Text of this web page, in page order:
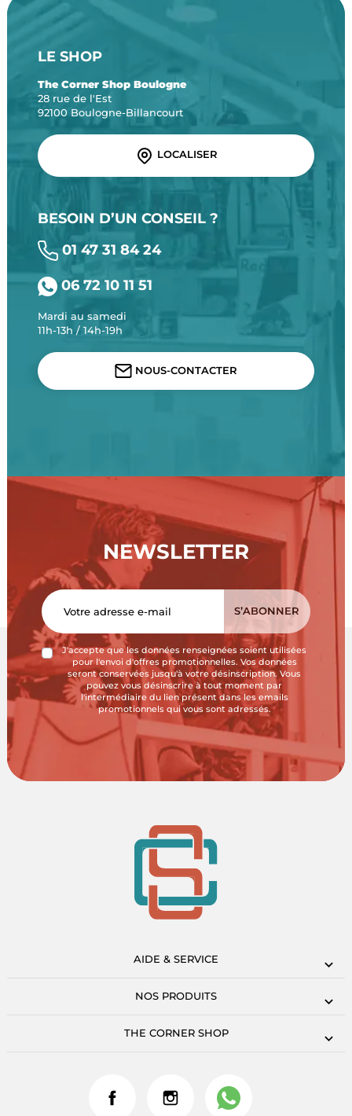
LE SHOP
The Corner Shop Boulogne
28 rue de l'Est
92100 Boulogne-Billancourt
LOCALISER
BESOIN D’UN CONSEIL ?
01 47 31 84 24
06 72 10 11 51
Mardi au samedi
11h-13h / 14h-19h
NOUS-CONTACTER
NEWSLETTER
J'accepte que les données renseignées soient utilisées
pour l'envoi d'offres promotionnelles. Vos données
seront conservées jusqu'à votre désinscription. Vous
pouvez vous désinscrire à tout moment par
l'intermédiaire du lien présent dans les emails
promotionnels qui vous sont adressés.
AIDE & SERVICE
NOS PRODUITS
THE CORNER SHOP